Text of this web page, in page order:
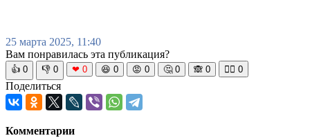
25 марта 2025, 11:40
Вам понравилась эта публикация?
👍 0 👎 0 ❤ 0 😆 0 😡 0 🤔 0 🙈 0 🧘‍♀️ 0
Поделиться
Комментарии